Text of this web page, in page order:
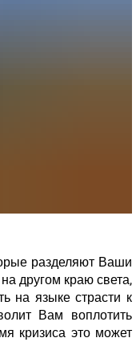
разделяют Ваши
другом краю света,
на языке страсти к
Вам воплотить
кризиса это может